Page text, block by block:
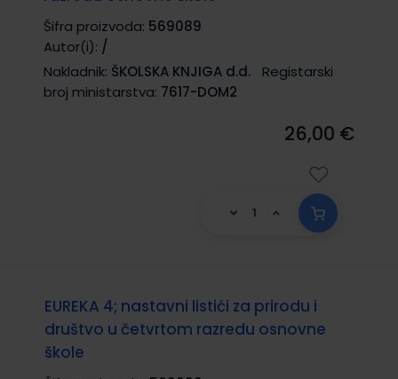
Šifra proizvoda: 569089
Autor(i): /
Nakladnik: ŠKOLSKA KNJIGA d.d.
Registarski
broj ministarstva: 7617-DOM2
26,00 €
EUREKA 4; nastavni listići za prirodu i
društvo u četvrtom razredu osnovne
škole